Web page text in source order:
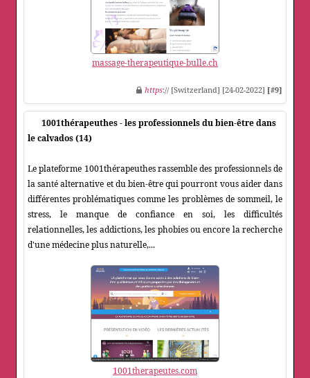
massage-therapeutique-bulle.ch
https:// [Switzerland] [24-02-2022] [#9]
1001thérapeuthes - les professionnels du bien-être dans
le calvados (14)
Le plateforme 1001thérapeuthes rassemble des professionnels de
la santé alternative et du bien-être qui pourront vous aider dans
différentes problématiques comme les problèmes de sommeil, le
stress, le manque de confiance en soi, les difficultés
relationnelles, les addictions, les phobies ou encore la recherche
d'une médecine plus naturelle,...
1001therapeutes.com